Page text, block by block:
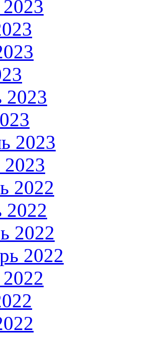
2023
2023
2022
2022
2022
2022